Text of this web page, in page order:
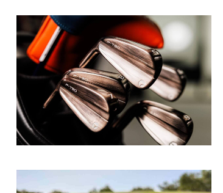
ABOUT US MyGolfSpyJapanとは？